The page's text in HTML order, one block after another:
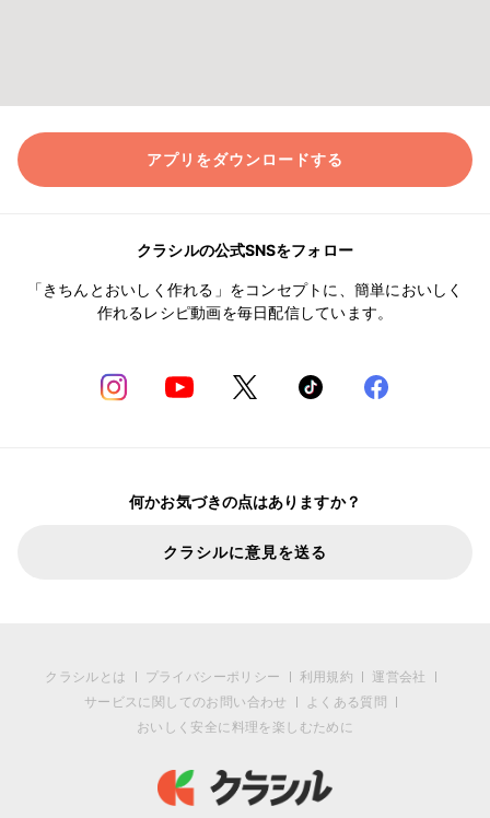
アプリをダウンロードする
クラシルの公式SNSをフォロー
「きちんとおいしく作れる」をコンセプトに、簡単においしく
作れるレシピ動画を毎日配信しています。
何かお気づきの点はありますか？
クラシルに意見を送る
クラシルとは プライバシーポリシー 利用規約
運営会社
サービスに関してのお問い合わせ
よくある質問
おいしく安全に料理を楽しむために